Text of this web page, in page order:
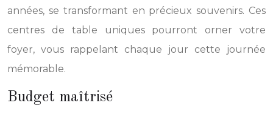
années, se transformant en précieux souvenirs. Ces
centres de table uniques pourront orner votre
foyer, vous rappelant chaque jour cette journée
mémorable.
Budget maîtrisé